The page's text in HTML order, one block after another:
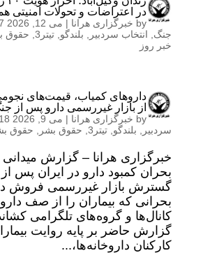
در اعتراضات و تحولات امنیتی
by خبرگزاری هرانا | می 12, 2026 10:17 ب.ظ
جنگ
انتخاب سردبیر بلندگو تیتر3 , حقوق
خبر روز
داروهای کمیاب، قیمت‌های
از بازار غیررسمی دارو پس از
by خبرگزاری هرانا | می 9, 2026 5:18 ب.ظ
سردبیر
بلندگو تیتر3 , حقوق بشر حقوق
خبرگزاری هرانا – گزارش
بحران کمبود دارو در ایران پس
گسترش بازار غیررسمی فروش
بحرانی که بیماران را از صف
کانال‌ها و گروه‌های تلگرامی
گزارش حاضر بر پایه روایت
کارکنان داروخانه‌ها،...